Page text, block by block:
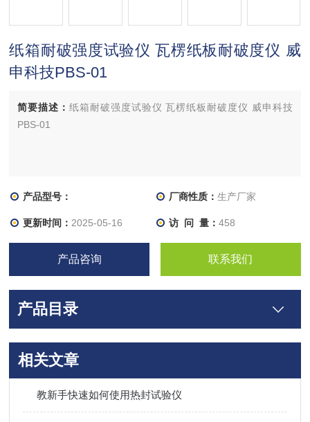
纸箱耐破强度试验仪 瓦楞纸板耐破度仪 威
申科技PBS-01
简要描述：纸箱耐破强度试验仪 瓦楞纸板耐破度仪 威申科技
PBS-01
产品型号： 厂商性质： 生产厂家
更新时间： 2025-05-16 访 问 量： 458
产品咨询 联系我们
产品目录
相关文章
教新手快速如何使用热封试验仪